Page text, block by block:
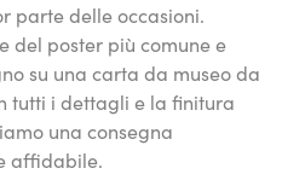
parte delle occasioni.
del poster più comune e
su una carta da museo da
tutti i dettagli e la finitura
una consegna
affidabile.